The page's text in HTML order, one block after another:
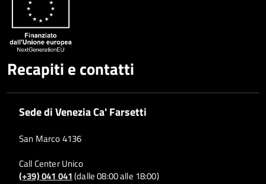
Recapiti e contatti
Sede di Venezia Ca' Farsetti
San Marco 4136
Call Center Unico
(+39) 041 041(dalle 08:00 alle 18:00)